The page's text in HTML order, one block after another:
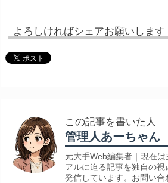
よろしければシェアお願いします
この記事を書いた人
管理人あーちゃん
元大手Web編集者｜現在
アルに迫る記事を独自の
発信しています。お問い合